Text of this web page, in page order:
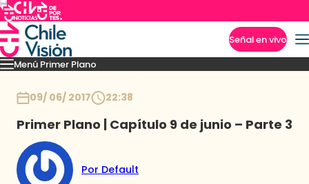
Señal en vivo
Menú Primer Plano
Capítulos Momentos Podcast Novedades
09/ 06/ 2017 22:38
Primer Plano | Capítulo 9 de junio – Parte 3
Por Default
Imperdibles